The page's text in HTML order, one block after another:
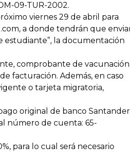
09-TUR-2002.
viernes 29 de abril para
a donde tendrán que
estudiante”, la documentación
comprobante de
facturación. Además, en caso
o tarjeta migratoria,
original de banco Santander
número de cuenta: 65-
para lo cual será necesario